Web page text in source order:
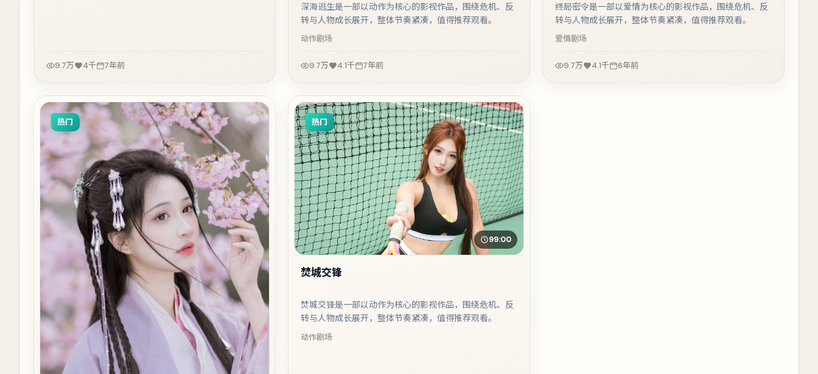
9.7万 4千 7年前
深海逃生是一部以动作为核心的影视作品，围绕危机、反
转与人物成长展开，整体节奏紧凑，值得推荐观看。
动作剧场
9.7万 4.1千 7年前
终局密令是一部以爱情为核心的影视作品，围绕危机、反
转与人物成长展开，整体节奏紧凑，值得推荐观看。
爱情剧场
9.7万 4.1千 6年前
热门 热门
99:00
焚城交锋
焚城交锋是一部以动作为核心的影视作品，围绕危机、反
转与人物成长展开，整体节奏紧凑，值得推荐观看。
动作剧场